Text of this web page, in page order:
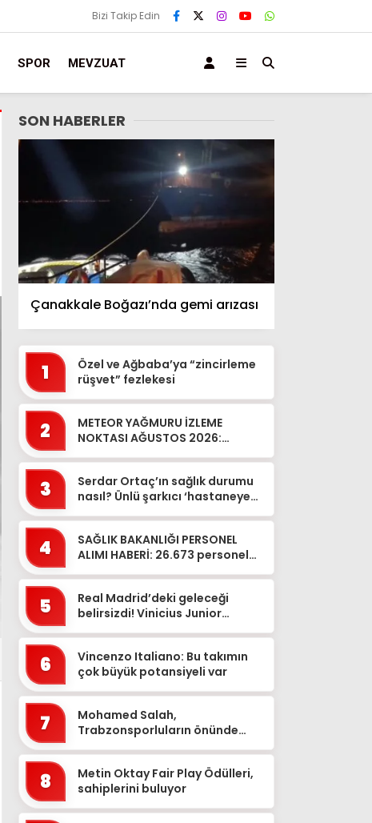
Bizi Takip Edin
SPOR MEVZUAT
SON HABERLER
Çanakkale Boğazı’nda gemi arızası
1
Özel ve Ağbaba’ya “zincirleme
rüşvet” fezlekesi
2
METEOR YAĞMURU İZLEME
NOKTASI AĞUSTOS 2026:
mi? Çıpl...
3
Serdar Ortaç’ın sağlık durumu
nasıl? Ünlü şarkıcı ‘hastaneye
4
SAĞLIK BAKANLIĞI PERSONEL
ALIMI HABERİ: 26.673 personel
pe...
5
Real Madrid’deki geleceği
belirsizdi! Vinicius Junior
6
Vincenzo Italiano: Bu takımın
çok büyük potansiyeli var
7
Mohamed Salah,
Trabzonsporluların önünde
8
Metin Oktay Fair Play Ödülleri,
sahiplerini buluyor